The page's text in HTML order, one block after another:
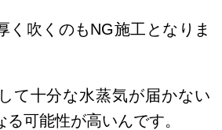
く吹くのもNG施工となりま
て十分な水蒸気が届かない
可能性が高いんです。